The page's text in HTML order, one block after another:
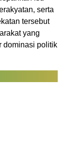
serta
tersebut
yang
dominasi politik